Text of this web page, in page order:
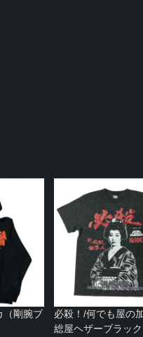
（剛腕ブ
必殺！/何でも屋の
総屋ヘザーブラック